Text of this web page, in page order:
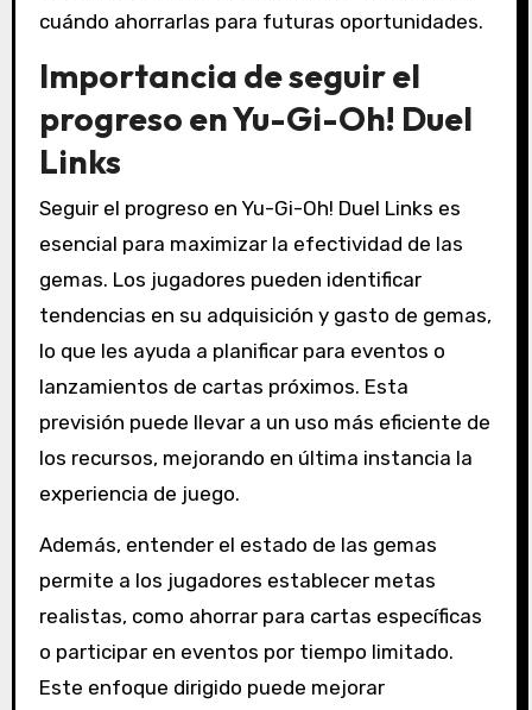
cuándo ahorrarlas para futuras oportunidades.
Importancia de seguir el
progreso en Yu-Gi-Oh! Duel
Links
Seguir el progreso en Yu-Gi-Oh! Duel Links es
esencial para maximizar la efectividad de las
gemas. Los jugadores pueden identificar
tendencias en su adquisición y gasto de gemas,
lo que les ayuda a planificar para eventos o
lanzamientos de cartas próximos. Esta
previsión puede llevar a un uso más eficiente de
los recursos, mejorando en última instancia la
experiencia de juego.
Además, entender el estado de las gemas
permite a los jugadores establecer metas
realistas, como ahorrar para cartas específicas
o participar en eventos por tiempo limitado.
Este enfoque dirigido puede mejorar